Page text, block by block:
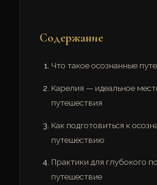
Содержание
Что такое осознанные
Карелия — идеальное
путешествия
Как подготовиться к
путешествию
Практики для глубокого
путешествие